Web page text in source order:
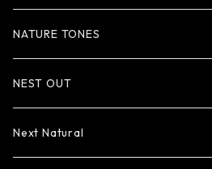
NATURE TONES
NEST OUT
Next Natural